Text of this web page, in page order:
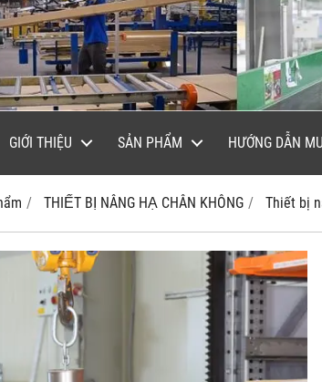
GIỚI THIỆU SẢN PHẨM HƯỚNG DẪN
THIẾT BỊ NÂNG HẠ CHÂN KHÔNG Thiết bị